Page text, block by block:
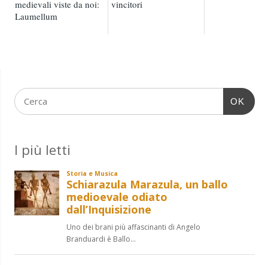
medievali viste da noi:
Laumellum
vincitori
OK
I più letti